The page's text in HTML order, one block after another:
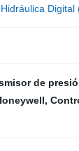
Digital
de
,